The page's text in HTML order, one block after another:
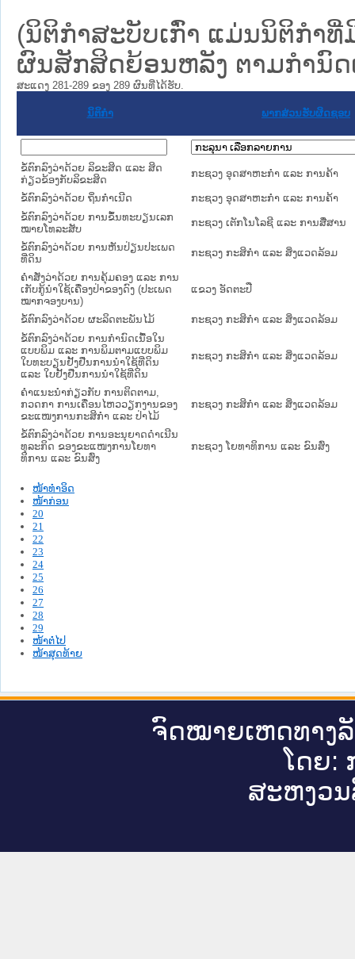
(ນິຕິກໍາສະບັບເກົ່າ ແມ່ນນິຕິກໍາ
ຜົນສັກສິດຍ້ອນຫລັງ ຕາມກໍານົດ
ສະແດງ 281-289 ຂອງ 289 ຜົນທີ່ໄດ້ຮັບ.
ນິຕິກໍາ ພາກສ່ວນຮັບຜິດຊອບ
ຂໍ້ຕົກລົງວ່າດ້ວຍ ລິຂະສິດ ແລະ ສິດ
ກ່ຽວຂ້ອງກັບລິຂະສິດ
ກະຊວງ ອຸດສາຫະກຳ ແລະ ການຄ້າ
ຂໍ້ຕົກລົງວ່າດ້ວຍ ຖິ່ນກໍາເນີດ
ກະຊວງ ອຸດສາຫະກຳ ແລະ ການຄ້າ
ຂໍ້ຕົກລົງວ່າດ້ວຍ ການຂຶ້ນທະບຽນເລກ
ໝາຍໂທລະສັບ
ກະຊວງ ເຕັກໂນໂລຊີ ແລະ ການສື່ສານ
ຂໍ້ຕົກລົງວ່າດ້ວຍ ການຫັນປ່ຽນປະເພດ
ທີ່ດິນ
ກະຊວງ ກະສິກຳ ແລະ ສິ່ງແວດລ້ອມ
ຄຳສັ່ງວ່າດ້ວຍ ການຄຸ້ມຄອງ ແລະ ການ
ເກັບກູ້ນຳໃຊ້ເຄື່ອງປ່າຂອງດົງ (ປະເພດ
ໝາກຈອງບານ)
ແຂວງ ອັດຕະປື
ຂໍ້ຕົກລົງວ່າດ້ວຍ ຜະລິດຕະພັນໄມ້
ກະຊວງ ກະສິກຳ ແລະ ສິ່ງແວດລ້ອມ
ຂໍ້ຕົກລົງວ່າດ້ວຍ ການກຳນົດເນື້ອໃນ
ແບບພິມ ແລະ ການພິມຕາມແບບພິມ
ໃບທະບຽນຢັ້ງຢືນການນຳໃຊ້ທີ່ດິນ
ແລະ ໃບຢັ້ງຢືນການນຳໃຊ້ທີ່ດິນ
ກະຊວງ ກະສິກຳ ແລະ ສິ່ງແວດລ້ອມ
ຄຳແນະນຳກ່ຽວກັບ ການຕິດຕາມ,
ກວດກາ ການເຄື່ອນໄຫວວຽກງານຂອງ
ຂະແໜງການກະສິກຳ ແລະ ປ່າໄມ້
ກະຊວງ ກະສິກຳ ແລະ ສິ່ງແວດລ້ອມ
ຂໍ້ຕົກລົງວ່າດ້ວຍ ການອະນຸຍາດດຳເນີນ
ທຸລະກິດ ຂອງຂະແໜງການໂຍທາ
ທິການ ແລະ ຂົນສົ່ງ
ກະຊວງ ໂຍທາທິການ ແລະ ຂົນສົ່ງ
ໜ້າທໍາອິດ
ໜ້າກ່ອນ
20
21
22
23
24
25
26
27
28
29
ໜ້າຕໍ່ໄປ
ໜ້າສຸດທ້າຍ
ຈົດ​ໝາຍ​ເຫດ​ທາງ​
ໂດຍ:
ສະ​ຫງວນ​